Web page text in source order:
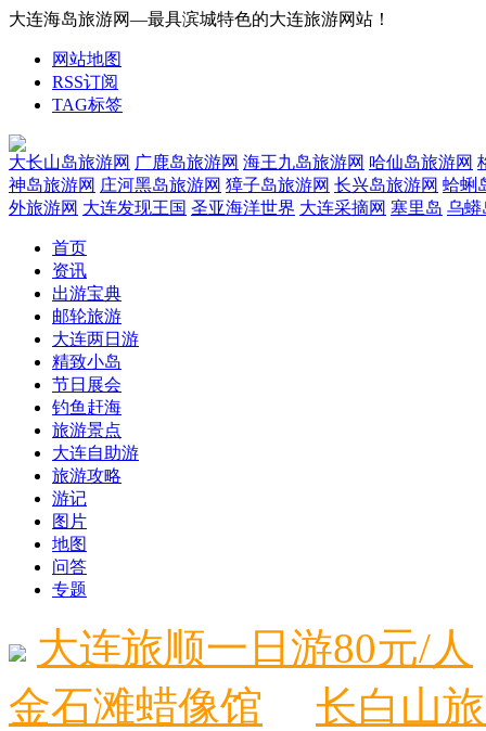
大连海岛旅游网—最具滨城特色的大连旅游网站！
网站地图
RSS订阅
TAG标签
大长山岛旅游网 广鹿岛旅游网 海王九岛旅游网 哈仙岛旅游网
神岛旅游网 庄河黑岛旅游网 獐子岛旅游网 长兴岛旅游网 蛤蜊
外旅游网 大连发现王国 圣亚海洋世界 大连采摘网 塞里岛 乌蟒
首页
资讯
出游宝典
邮轮旅游
大连两日游
精致小岛
节日展会
钓鱼赶海
旅游景点
大连自助游
旅游攻略
游记
图片
地图
问答
专题
大连旅顺一日游80元/人
金石滩蜡像馆
长白山